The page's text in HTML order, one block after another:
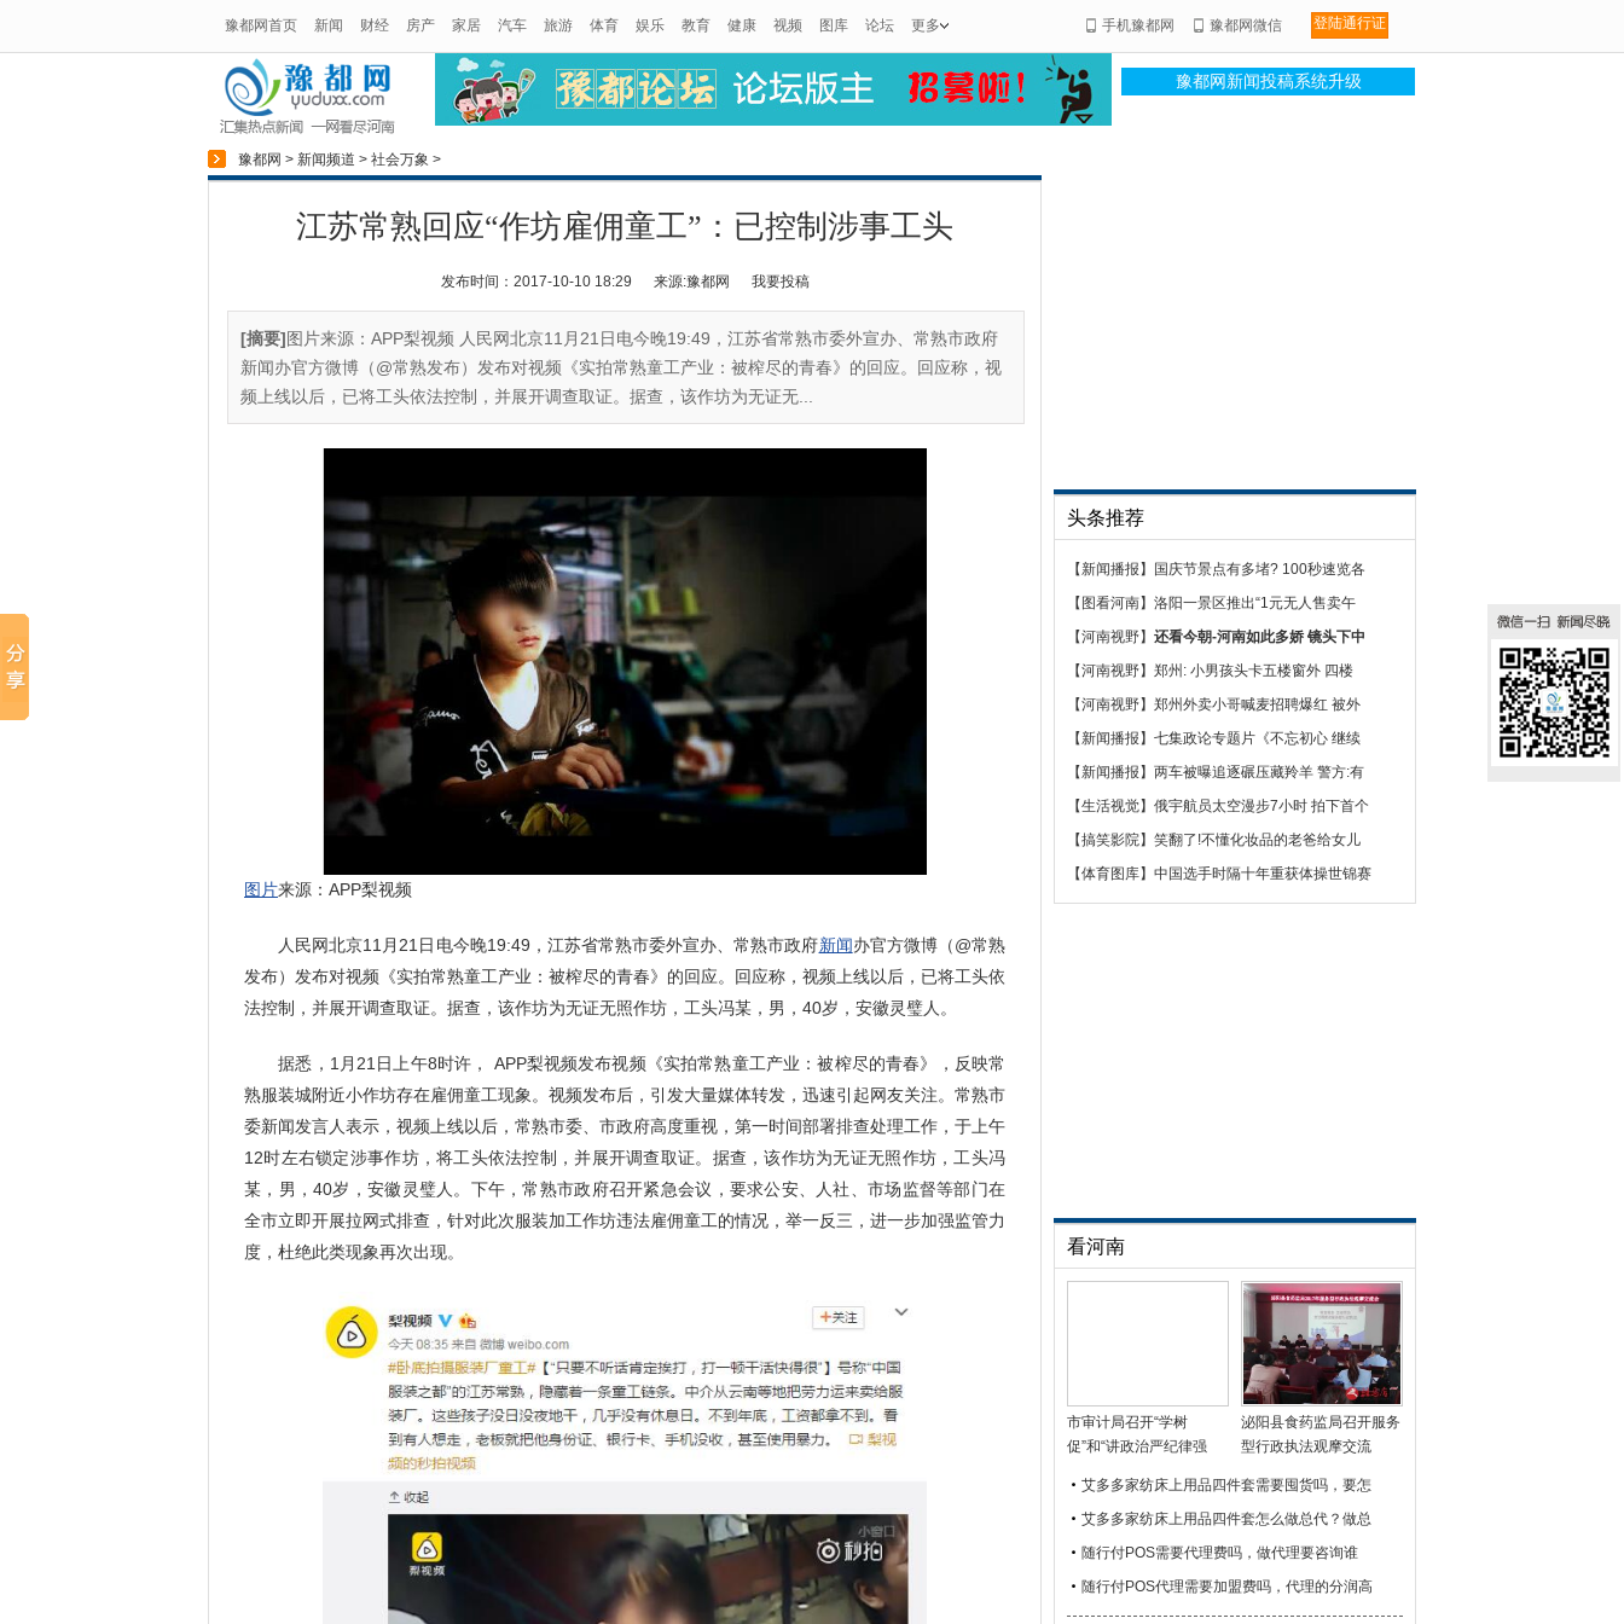
豫都网首页 新闻 财经 房产 家居 汽车 旅游 体育 娱乐 教育 健康 视频 图库 论坛 更多 手机豫都网 豫都网微信 登陆通行证
豫都网新闻投稿系统升级
豫都网 > 新闻频道 > 社会万象 >
江苏常熟回应“作坊雇佣童工”：已控制涉事工头
发布时间：2017-10-10 18:29 来源:豫都网 我要投稿
[摘要]图片来源：APP梨视频 人民网北京11月21日电今晚19:49，江苏省常熟市委外宣办、常熟市政府
新闻办官方微博（@常熟发布）发布对视频《实拍常熟童工产业：被榨尽的青春》的回应。回应称，视
频上线以后，已将工头依法控制，并展开调查取证。据查，该作坊为无证无...
图片来源：APP梨视频
人民网北京11月21日电今晚19:49，江苏省常熟市委外宣办、常熟市政府新闻办官方微博（@常熟
发布）发布对视频《实拍常熟童工产业：被榨尽的青春》的回应。回应称，视频上线以后，已将工头依
法控制，并展开调查取证。据查，该作坊为无证无照作坊，工头冯某，男，40岁，安徽灵璧人。
据悉，1月21日上午8时许， APP梨视频发布视频《实拍常熟童工产业：被榨尽的青春》，反映常
熟服装城附近小作坊存在雇佣童工现象。视频发布后，引发大量媒体转发，迅速引起网友关注。常熟市
委新闻发言人表示，视频上线以后，常熟市委、市政府高度重视，第一时间部署排查处理工作，于上午
12时左右锁定涉事作坊，将工头依法控制，并展开调查取证。据查，该作坊为无证无照作坊，工头冯
某，男，40岁，安徽灵璧人。下午，常熟市政府召开紧急会议，要求公安、人社、市场监督等部门在
全市立即开展拉网式排查，针对此次服装加工作坊违法雇佣童工的情况，举一反三，进一步加强监管力
度，杜绝此类现象再次出现。
头条推荐
【新闻播报 】
国庆节景点有多堵? 100秒速览各
【 图看河南】 洛阳一景区推出“1元无人售卖午
【河南视野】 还看今朝-河南如此多娇 镜头下中
【河南视野】 郑州: 小男孩头卡五楼窗外 四楼
【河南视野】 郑州外卖小哥喊麦招聘爆红 被外
【新闻播报 】 七集政论专题片《不忘初心 继续
【新闻播报 】 两车被曝追逐碾压藏羚羊 警方:有
【生活视觉】 俄宇航员太空漫步7小时 拍下首个
【搞笑影院】 笑翻了!不懂化妆品的老爸给女儿
【体育图库】 中国选手时隔十年重获体操世锦赛
看河南
市审计局召开“学树
促”和“讲政治严纪律强
泌阳县食药监局召开服务
型行政执法观摩交流
艾多多家纺床上用品四件套需要囤货吗，要怎
艾多多家纺床上用品四件套怎么做总代？做总
随行付POS需要代理费吗，做代理要咨询谁
随行付POS代理需要加盟费吗，代理的分润高